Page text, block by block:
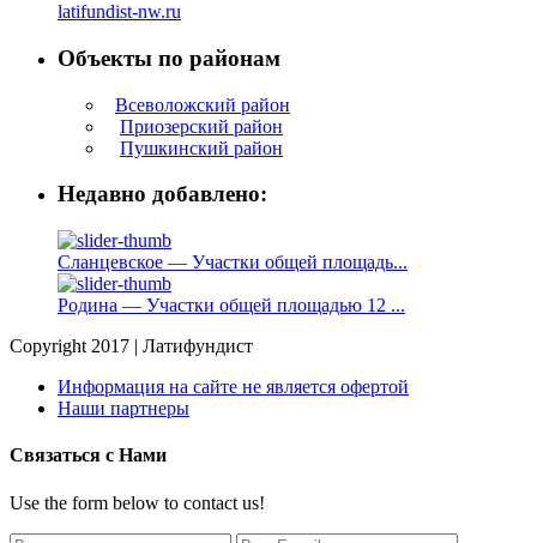
latifundist-nw.ru
Объекты по районам
Всеволожский район
Приозерский район
Пушкинский район
Недавно добавлено:
Сланцевское — Участки общей площадь...
Родина — Участки общей площадью 12 ...
Copyright 2017 | Латифундист
Информация на сайте не является офертой
Наши партнеры
Связаться с Нами
Use the form below to contact us!